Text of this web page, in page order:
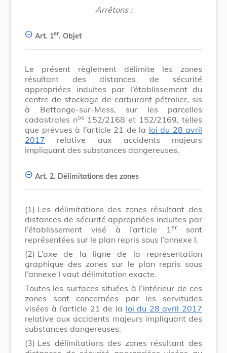
Arrêtons :
Art. 1er. Objet
Le présent règlement délimite les zones
résultant des distances de sécurité
appropriées induites par l’établissement du
centre de stockage de carburant pétrolier, sis
à Bettange-sur-Mess, sur les parcelles
cadastrales nos 152/2168 et 152/2169, telles
que prévues à l’article 21 de la loi du 28 avril
2017 relative aux accidents majeurs
impliquant des substances dangereuses.
Art. 2. Délimitations des zones
(1) Les délimitations des zones résultant des
distances de sécurité appropriées induites par
l’établissement visé à l’article 1ersont
représentées sur le plan repris sous l’annexe I.
(2) L’axe de la ligne de la représentation
graphique des zones sur le plan repris sous
l’annexe I vaut délimitation exacte.
Toutes les surfaces situées à l’intérieur de ces
zones sont concernées par les servitudes
visées à l’article 21 de la loi du 28 avril 2017
relative aux accidents majeurs impliquant des
substances dangereuses.
(3) Les délimitations des zones résultant des